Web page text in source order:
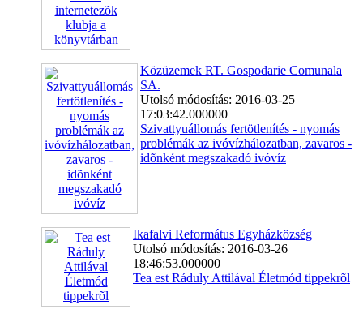
Közüzemek RT. Gospodarie Comunala
SA.
Utolsó módosítás: 2016-03-25
17:03:42.000000
Szivattyuállomás fertötlenítés - nyomás
problémák az ivóvízhálozatban, zavaros -
idõnként megszakadó ivóvíz
Ikafalvi Református Egyházközség
Utolsó módosítás: 2016-03-26
18:46:53.000000
Tea est Ráduly Attilával Életmód tippekrõl